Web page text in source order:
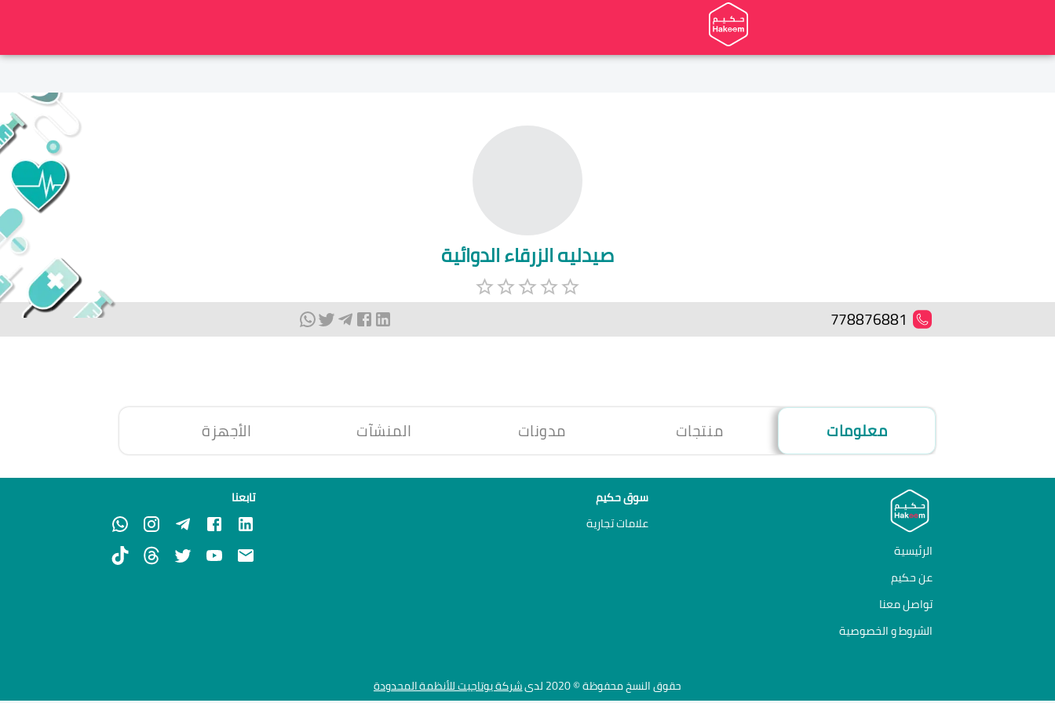
صيدليه الزرقاء الدوائية
778876881
معلومات منتجات مدونات المنشآت الأجهزة
الرئيسية
عن حكيم
تواصل معنا
الشروط و الخصوصية
سوق حكيم
علامات تجارية
تابعنا
حقوق النسخ محفوظة © 2020 لدى شركة يوتاجيت للأنظمة المحدودة